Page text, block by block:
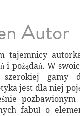
Autor
tajemnicy
pożądań. W
gamy
jest dla niej
fabuł o